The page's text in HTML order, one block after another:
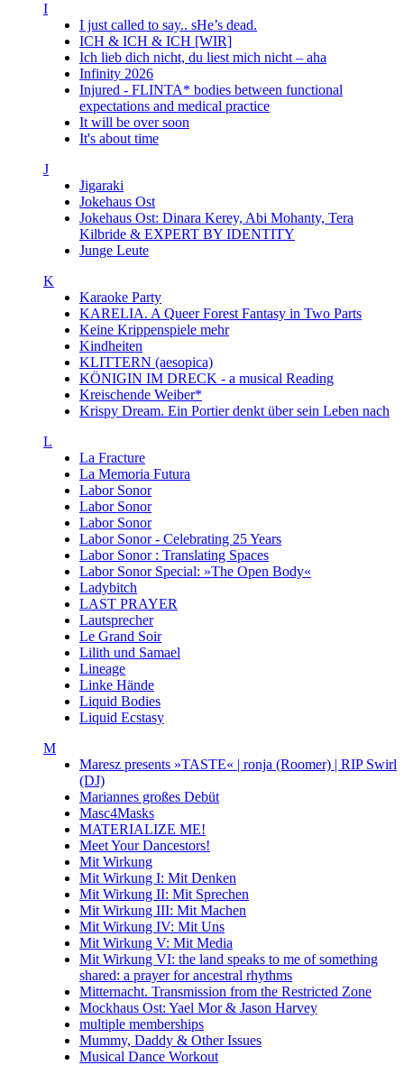
I
I just called to say.. sHe’s dead.
ICH & ICH & ICH [WIR]
Ich lieb dich nicht, du liest mich nicht – aha
Infinity 2026
Injured - FLINTA* bodies between functional
expectations and medical practice
It will be over soon
It's about time
J
Jigaraki
Jokehaus Ost
Jokehaus Ost: Dinara Kerey, Abi Mohanty, Tera
Kilbride & EXPERT BY IDENTITY
Junge Leute
K
Karaoke Party
KARELIA. A Queer Forest Fantasy in Two Parts
Keine Krippenspiele mehr
Kindheiten
KLITTERN (aesopica)
KÖNIGIN IM DRECK - a musical Reading
Kreischende Weiber*
Krispy Dream. Ein Portier denkt über sein Leben nach
L
La Fracture
La Memoria Futura
Labor Sonor
Labor Sonor
Labor Sonor
Labor Sonor - Celebrating 25 Years
Labor Sonor : Translating Spaces
Labor Sonor Special: »The Open Body«
Ladybitch
LAST PRAYER
Lautsprecher
Le Grand Soir
Lilith und Samael
Lineage
Linke Hände
Liquid Bodies
Liquid Ecstasy
M
Maresz presents »TASTE« | ronja (Roomer) | RIP Swirl
(DJ)
Mariannes großes Debüt
Masc4Masks
MATERIALIZE ME!
Meet Your Dancestors!
Mit Wirkung
Mit Wirkung I: Mit Denken
Mit Wirkung II: Mit Sprechen
Mit Wirkung III: Mit Machen
Mit Wirkung IV: Mit Uns
Mit Wirkung V: Mit Media
Mit Wirkung VI: the land speaks to me of something
shared: a prayer for ancestral rhythms
Mitternacht. Transmission from the Restricted Zone
Mockhaus Ost: Yael Mor & Jason Harvey
multiple memberships
Mummy, Daddy & Other Issues
Musical Dance Workout